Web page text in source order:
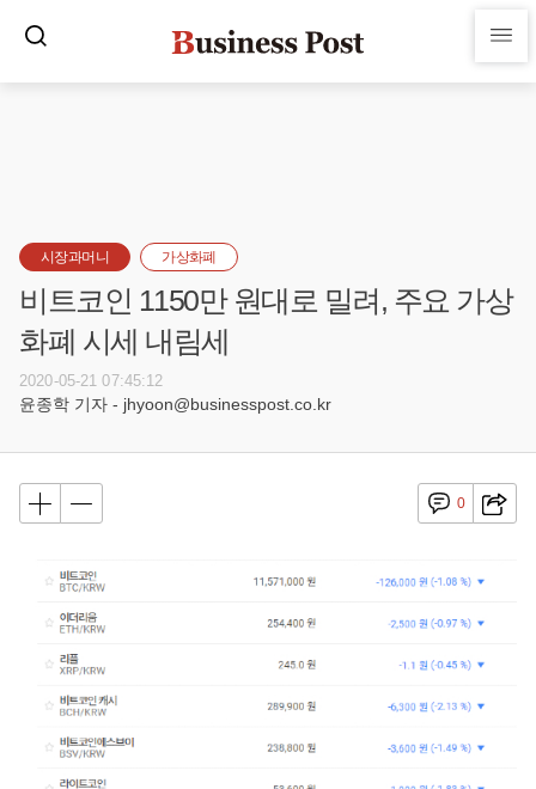
시장과머니 가상화폐
비트코인 1150만 원대로 밀려, 주요 가상
화폐 시세 내림세
2020-05-21 07:45:12
윤종학 기자 - jhyoon@businesspost.co.kr
0